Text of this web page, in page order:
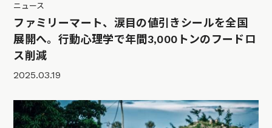
ニュース
ファミリーマート、涙目の値引きシールを全国
展開へ。行動心理学で年間3,000トンのフードロ
ス削減
2025.03.19